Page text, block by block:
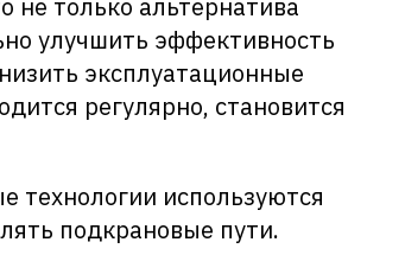
не только альтернатива
улучшить эффективность
эксплуатационные
регулярно, становится
технологии используются
подкрановые пути.